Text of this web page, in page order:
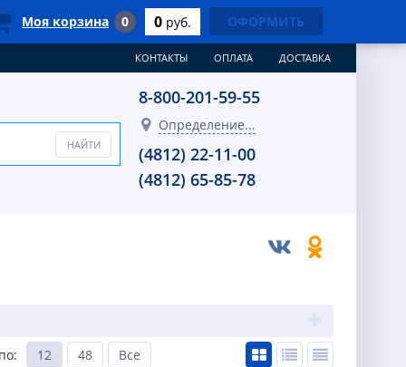
КОНТАКТЫ ОПЛАТА ДОСТАВКА
8-800-201-59-55
Определение...
(4812) 22-11-00
(4812) 65-85-78
: 12 48 Все
Моя корзина 0 0 руб. ОФОРМИТЬ